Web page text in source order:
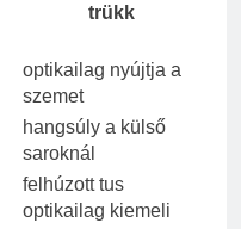
trükk
optikailag nyújtja a
szemet
hangsúly a külső
saroknál
felhúzott tus
optikailag kiemeli